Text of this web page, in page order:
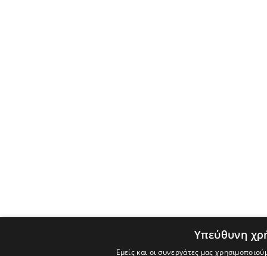
Υπεύθυνη
Εμείς και οι συνεργάτες μας